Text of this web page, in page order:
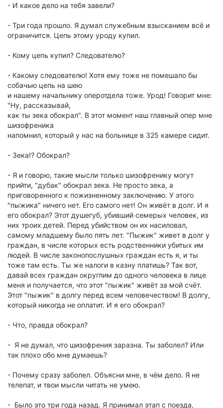
- И какое дело на тебя завели?
- Три года прошло. Я думал служебным взысканием всё и
ограничится. Цепь этому уроду купил.
- Кому цепь купил? Следователю?
- Какому следователю! Хотя ему тоже не помешало бы
собачью цепь на шею
и нашему начальнику оперотдела тоже. Урод! Говорит мне:
"Ну, рассказывай,
как ты зека обокрал". В этот момент наш главный опер мне
шизофреника
напомнил, который у нас на больнице в 325 камере сидит.
- Зека!? Обокрал?
- Я и говорю, такие мысли только шизофренику могут
прийти, "дубак" обокрал зека. Не просто зека, а
приговоренного к пожизненному заключению. У этого
"пыжика" ничего нет. Его самого нет! Он живёт в долг. И я
его обокрал? Этот душегуб, убивший семерых человек, из
них троих детей. Перед убийством он их насиловал,
самому младшему было пять лет. "Пыжик" живет в долг у
граждан, в числе которых есть родственники убитых им
людей. В числе законопослушных граждан есть я, и ты
тоже там есть. Ты же налоги в казну платишь? Так вот,
давай всех граждан округлим до одного человека в лице
меня и получается, что этот "пыжик" живёт за мой счёт.
Этот "пыжик" в долгу перед всем человечеством! В долгу,
который никогда не оплатит. И я его обокрал?
- Что, правда обокрал?
- Я не думал, что шизофрения заразна. Ты заболел? Или
так плохо обо мне думаешь?
- Почему сразу заболел. Объясни мне, в чём дело. Я не
телепат, и твои мысли читать не умею.
- Было это три года назад. Я принимал этап с поезда,